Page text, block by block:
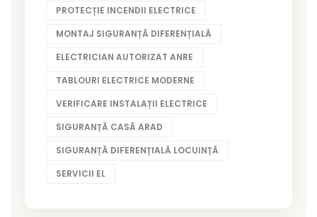
PROTECȚIE INCENDII ELECTRICE
MONTAJ SIGURANȚĂ DIFERENȚIALĂ
ELECTRICIAN AUTORIZAT ANRE
TABLOURI ELECTRICE MODERNE
VERIFICARE INSTALAȚII ELECTRICE
SIGURANȚĂ CASĂ ARAD
SIGURANȚĂ DIFERENȚIALĂ LOCUINȚĂ
SERVICII EL